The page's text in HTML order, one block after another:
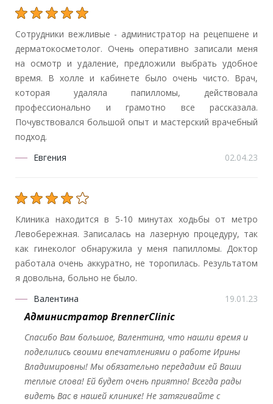
Сотрудники вежливые - администратор на рецепшене и
дерматокосметолог. Очень оперативно записали меня
на осмотр и удаление, предложили выбрать удобное
время. В холле и кабинете было очень чисто. Врач,
которая удаляла папилломы, действовала
профессионально и грамотно все рассказала.
Почувствовался большой опыт и мастерский врачебный
подход.
Евгения
02.04.23
Клиника находится в 5-10 минутах ходьбы от метро
Левобережная. Записалась на лазерную процедуру, так
как гинеколог обнаружила у меня папилломы. Доктор
работала очень аккуратно, не торопилась. Результатом
я довольна, больно не было.
Валентина
19.01.23
Администратор BrennerClinic
Спасибо Вам большое, Валентина, что нашли время и
поделились своими впечатлениями о работе Ирины
Владимировны! Мы обязательно передадим ей Ваши
теплые слова! Ей будет очень приятно! Всегда рады
видеть Вас в нашей клинике! Не затягивайте с